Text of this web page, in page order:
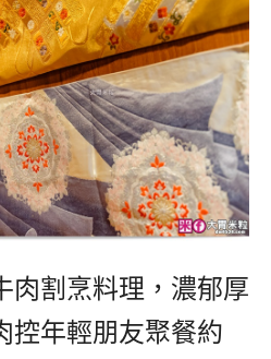
肉割烹料理，濃郁厚
控年輕朋友聚餐約